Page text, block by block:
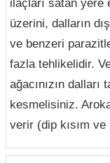
ilaçları satan yere
üzerini, dalların
ve benzeri
fazla tehlikelidir.
ağacınızın
kesmelisiniz.
verir (dip kısım